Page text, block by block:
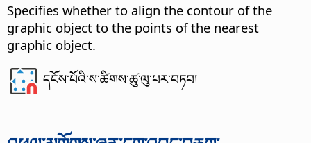
Specifies whether to align the contour of the
graphic object to the points of the nearest
graphic object.
དངོས་པོའི་ས་ཚིགས་ཚུ་ལུ་པར་བཏབ།